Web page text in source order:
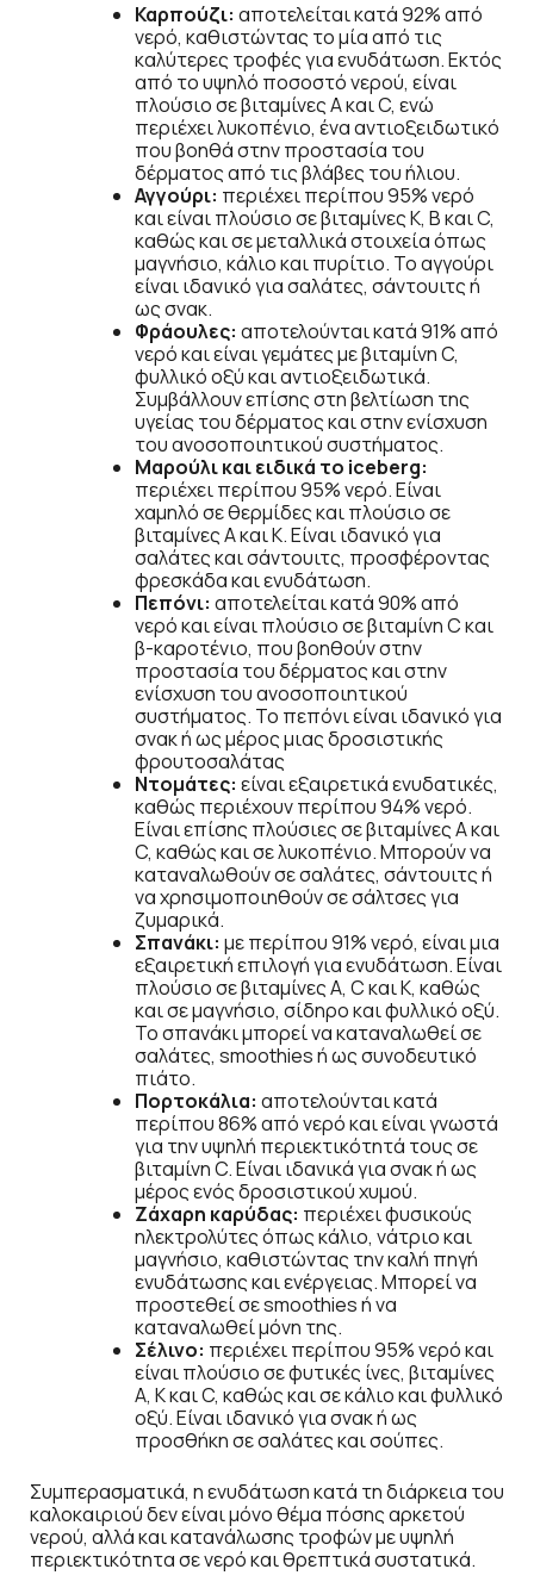
Καρπούζι: αποτελείται κατά 92% από
νερό, καθιστώντας το μία από τις
καλύτερες τροφές για ενυδάτωση. Εκτός
από το υψηλό ποσοστό νερού, είναι
πλούσιο σε βιταμίνες A και C, ενώ
περιέχει λυκοπένιο, ένα αντιοξειδωτικό
που βοηθά στην προστασία του
δέρματος από τις βλάβες του ήλιου.
Αγγούρι: περιέχει περίπου 95% νερό
και είναι πλούσιο σε βιταμίνες K, B και C,
καθώς και σε μεταλλικά στοιχεία όπως
μαγνήσιο, κάλιο και πυρίτιο. Το αγγούρι
είναι ιδανικό για σαλάτες, σάντουιτς ή
ως σνακ.
Φράουλες: αποτελούνται κατά 91% από
νερό και είναι γεμάτες με βιταμίνη C,
φυλλικό οξύ και αντιοξειδωτικά.
Συμβάλλουν επίσης στη βελτίωση της
υγείας του δέρματος και στην ενίσχυση
του ανοσοποιητικού συστήματος.
Μαρούλι και ειδικά το iceberg:
περιέχει περίπου 95% νερό. Είναι
χαμηλό σε θερμίδες και πλούσιο σε
βιταμίνες A και K. Είναι ιδανικό για
σαλάτες και σάντουιτς, προσφέροντας
φρεσκάδα και ενυδάτωση.
Πεπόνι: αποτελείται κατά 90% από
νερό και είναι πλούσιο σε βιταμίνη C και
β-καροτένιο, που βοηθούν στην
προστασία του δέρματος και στην
ενίσχυση του ανοσοποιητικού
συστήματος. Το πεπόνι είναι ιδανικό για
σνακ ή ως μέρος μιας δροσιστικής
φρουτοσαλάτας
Ντομάτες: είναι εξαιρετικά ενυδατικές,
καθώς περιέχουν περίπου 94% νερό.
Είναι επίσης πλούσιες σε βιταμίνες A και
C, καθώς και σε λυκοπένιο. Μπορούν να
καταναλωθούν σε σαλάτες, σάντουιτς ή
να χρησιμοποιηθούν σε σάλτσες για
ζυμαρικά.
Σπανάκι: με περίπου 91% νερό, είναι μια
εξαιρετική επιλογή για ενυδάτωση. Είναι
πλούσιο σε βιταμίνες A, C και K, καθώς
και σε μαγνήσιο, σίδηρο και φυλλικό οξύ.
Το σπανάκι μπορεί να καταναλωθεί σε
σαλάτες, smoothies ή ως συνοδευτικό
πιάτο.
Πορτοκάλια: αποτελούνται κατά
περίπου 86% από νερό και είναι γνωστά
για την υψηλή περιεκτικότητά τους σε
βιταμίνη C. Είναι ιδανικά για σνακ ή ως
μέρος ενός δροσιστικού χυμού.
Ζάχαρη καρύδας: περιέχει φυσικούς
ηλεκτρολύτες όπως κάλιο, νάτριο και
μαγνήσιο, καθιστώντας την καλή πηγή
ενυδάτωσης και ενέργειας. Μπορεί να
προστεθεί σε smoothies ή να
καταναλωθεί μόνη της.
Σέλινο: περιέχει περίπου 95% νερό και
είναι πλούσιο σε φυτικές ίνες, βιταμίνες
A, K και C, καθώς και σε κάλιο και φυλλικό
οξύ. Είναι ιδανικό για σνακ ή ως
προσθήκη σε σαλάτες και σούπες.
Συμπερασματικά, η ενυδάτωση κατά τη διάρκεια του
καλοκαιριού δεν είναι μόνο θέμα πόσης αρκετού
νερού, αλλά και κατανάλωσης τροφών με υψηλή
περιεκτικότητα σε νερό και θρεπτικά συστατικά.